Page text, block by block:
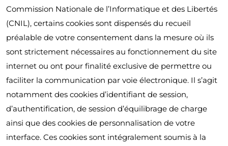
Commission Nationale de l’Informatique et des Libertés
(CNIL), certains cookies sont dispensés du recueil
préalable de votre consentement dans la mesure où ils
sont strictement nécessaires au fonctionnement du site
internet ou ont pour finalité exclusive de permettre ou
faciliter la communication par voie électronique. Il s’agit
notamment des cookies d’identifiant de session,
d’authentification, de session d’équilibrage de charge
ainsi que des cookies de personnalisation de votre
interface. Ces cookies sont intégralement soumis à la